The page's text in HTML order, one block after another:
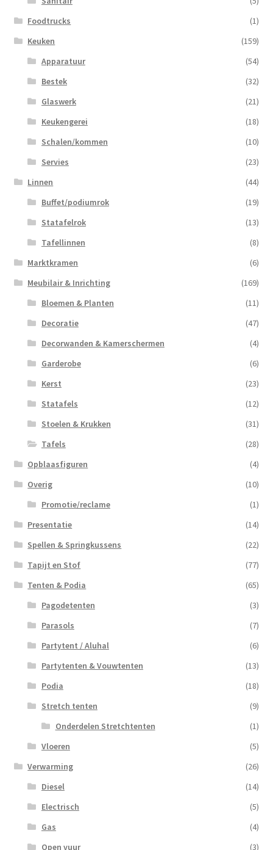
Foodtrucks
(1)
Keuken
(159)
Apparatuur
(54)
Bestek
(32)
Glaswerk
(21)
Keukengerei
(18)
Schalen/kommen
(10)
Servies
(23)
Linnen
(44)
Buffet/podiumrok
(19)
Statafelrok
(13)
Tafellinnen
(8)
Marktkramen
(6)
Meubilair & Inrichting
(169)
Bloemen & Planten
(11)
Decoratie
(47)
Decorwanden & Kamerschermen
(4)
Garderobe
(6)
Kerst
(23)
Statafels
(12)
Stoelen & Krukken
(31)
Tafels
(28)
Opblaasfiguren
(4)
Overig
(10)
Promotie/reclame
(1)
Presentatie
(14)
Spellen & Springkussens
(22)
Tapijt en Stof
(77)
Tenten & Podia
(65)
Pagodetenten
(3)
Parasols
(7)
Partytent / Aluhal
(6)
Partytenten & Vouwtenten
(13)
Podia
(18)
Stretch tenten
(9)
Onderdelen Stretchtenten
(1)
Vloeren
(5)
Verwarming
(26)
Diesel
(14)
Electrisch
(5)
Gas
(4)
Open vuur
(3)